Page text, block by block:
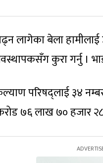
लागेका बेला
कुरा गर्नु ।
परिषद्लाई ३४
७६ लाख ७० हजार